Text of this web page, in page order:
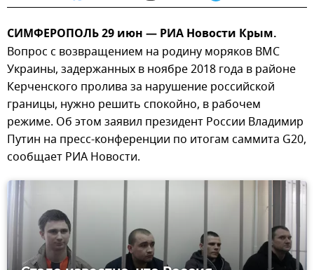
СИМФЕРОПОЛЬ 29 июн — РИА Новости Крым.
Вопрос с возвращением на родину моряков ВМС
Украины, задержанных в ноябре 2018 года в районе
Керченского пролива за нарушение российской
границы, нужно решить спокойно, в рабочем
режиме. Об этом заявил президент России Владимир
Путин на пресс-конференции по итогам саммита G20,
сообщает РИА Новости.